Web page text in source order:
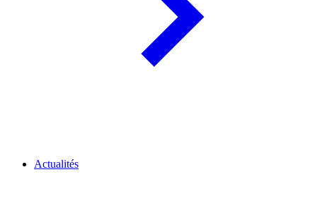
Actualités